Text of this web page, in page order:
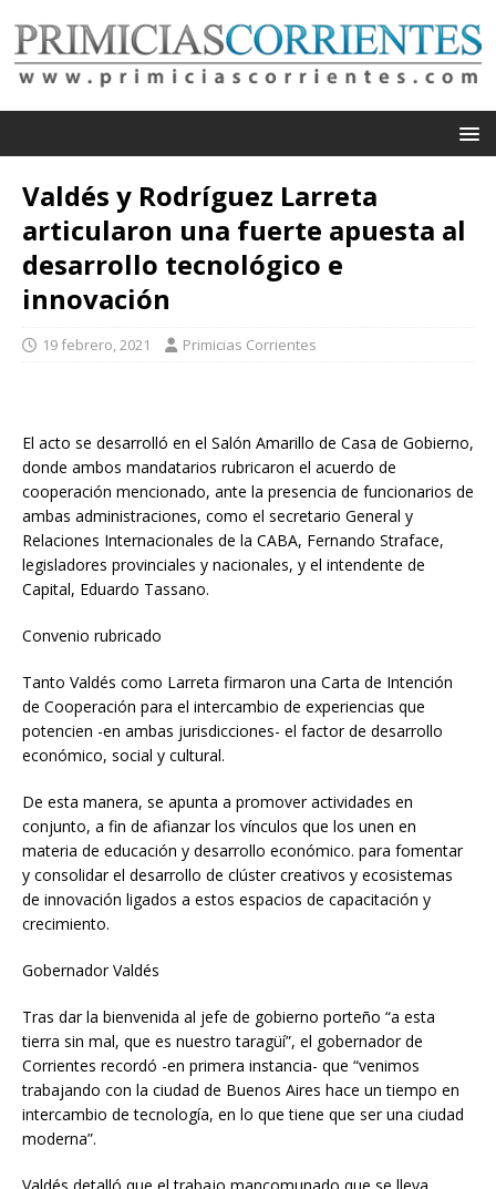
Valdés y Rodríguez Larreta
articularon una fuerte apuesta al
desarrollo tecnológico e
innovación
19 febrero, 2021 Primicias Corrientes
El acto se desarrolló en el Salón Amarillo de Casa de Gobierno,
donde ambos mandatarios rubricaron el acuerdo de
cooperación mencionado, ante la presencia de funcionarios de
ambas administraciones, como el secretario General y
Relaciones Internacionales de la CABA, Fernando Straface,
legisladores provinciales y nacionales, y el intendente de
Capital, Eduardo Tassano.
Convenio rubricado
Tanto Valdés como Larreta firmaron una Carta de Intención
de Cooperación para el intercambio de experiencias que
potencien -en ambas jurisdicciones- el factor de desarrollo
económico, social y cultural.
De esta manera, se apunta a promover actividades en
conjunto, a fin de afianzar los vínculos que los unen en
materia de educación y desarrollo económico. para fomentar
y consolidar el desarrollo de clúster creativos y ecosistemas
de innovación ligados a estos espacios de capacitación y
crecimiento.
Gobernador Valdés
Tras dar la bienvenida al jefe de gobierno porteño “a esta
tierra sin mal, que es nuestro taragüí”, el gobernador de
Corrientes recordó -en primera instancia- que “venimos
trabajando con la ciudad de Buenos Aires hace un tiempo en
intercambio de tecnología, en lo que tiene que ser una ciudad
moderna”.